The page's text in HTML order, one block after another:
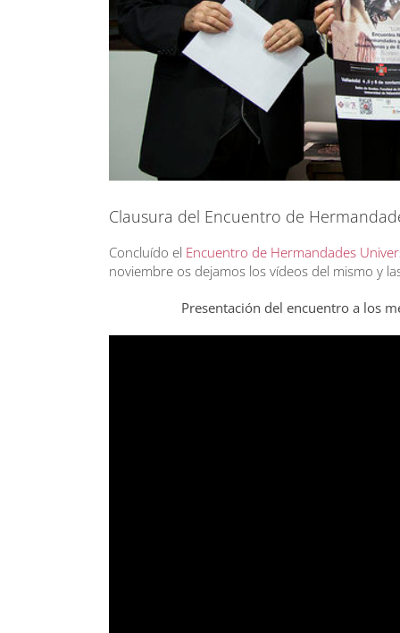
Clausura del Encuentro de
Concluído el Encuentro de Hermandades
noviembre os dejamos los vídeos del mismo y
Presentación del encuentro a los